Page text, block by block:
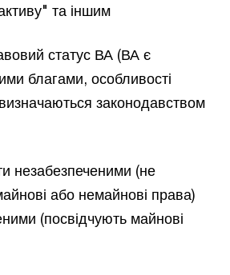
та іншим
статус ВА (ВА є
благами, особливості
законодавством
незабезпеченими (не
або немайнові права)
(посвідчують майнові